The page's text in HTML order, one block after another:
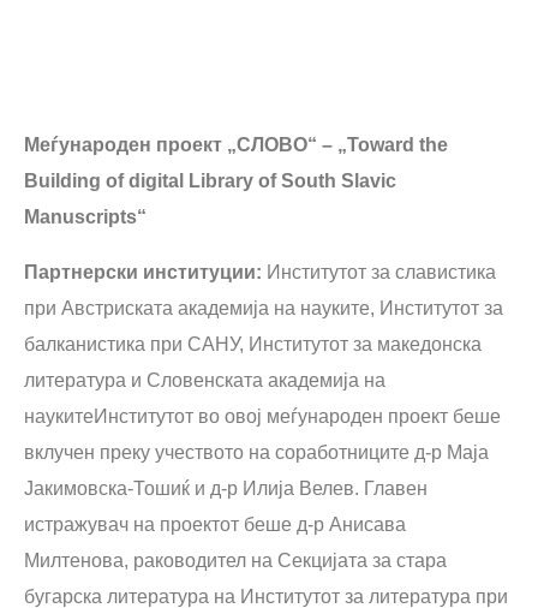
Меѓународен проект „СЛОВО“ – „Toward the
Building of digital Library of South Slavic
Manuscripts“
Партнерски институции: Институтот за славистика
при Австриската академија на науките, Институтот за
балканистика при САНУ, Институтот за македонска
литература и Словенската академија на
наукитеИнститутот во овој меѓународен проект беше
вклучен преку учеството на соработниците д-р Маја
Јакимовска-Тошиќ и д-р Илија Велев. Главен
истражувач на проектот беше д-р Анисава
Милтенова, раководител на Секцијата за стара
бугарска литература на Институтот за литература при